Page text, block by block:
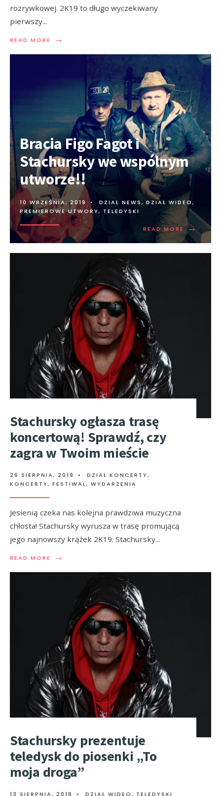
rozrywkowej. 2K19 to długo wyczekiwany
pierwszy...
READ MORE →
Bracia Figo Fagot i
Stachursky we wspólnym
utworze!!
10 WRZEŚNIA, 2019 • DZIAŁ NEWS, DZIAŁ WIDEO,
PREMIEROWE UTWORY, TELEDYSKI
READ MORE →
Stachursky ogłasza trasę
koncertową! Sprawdź, czy
zagra w Twoim mieście
26 SIERPNIA, 2019 • DZIAŁ KONCERTY,
KONCERTY, FESTIWAL, WYDARZENIA
Jesienią czeka nas kolejna prawdziwa muzyczna
chłosta! Stachursky wyrusza w trasę promującą
jego najnowszy krążek 2K19. Stachursky...
READ MORE →
Stachursky prezentuje
teledysk do piosenki „To
moja droga”
13 SIERPNIA, 2019 • DZIAŁ WIDEO, TELEDYSKI